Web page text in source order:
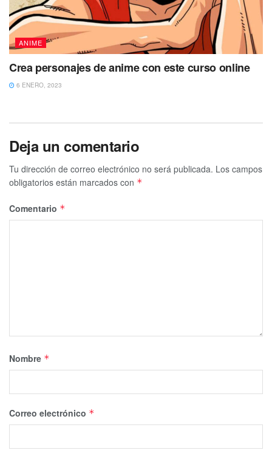
ANIME
Crea personajes de anime con este curso online
6 ENERO, 2023
Deja un comentario
Tu dirección de correo electrónico no será publicada. Los campos
obligatorios están marcados con *
Comentario *
Nombre *
Correo electrónico *